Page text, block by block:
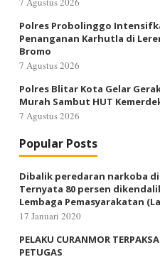
Polres Probolinggo
Penanganan Karhutla di
Bromo
7 Agustus 2026
Polres Blitar Kota Gelar
Murah Sambut HUT
7 Agustus 2026
Popular Posts
Dibalik peredaran narkoba
Ternyata 80 persen
Lembaga Pemasyarakatan
17 Januari 2020
PELAKU CURANMOR
PETUGAS